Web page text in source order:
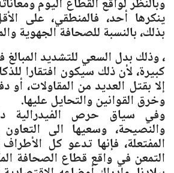
وبالنظر لواقع القطاع اليوم
ينكرها أحد، فالمنطقي، على
بذلك، بالنسبة للصحافة الجهوية
، وذلك بدل السعي للتشديد
كبيرة، لأن ذلك سيكون افتقارا
إلا بقتل العديد من المقاولات، أو
وخرق القوانين والتحايل عليها.
وفي سياق حرص الفيدرالية
والنصيحة، وسعيها الى
المفتعلة، فإنها تدعو كل
التمعن في واقع قطاع الصحافة